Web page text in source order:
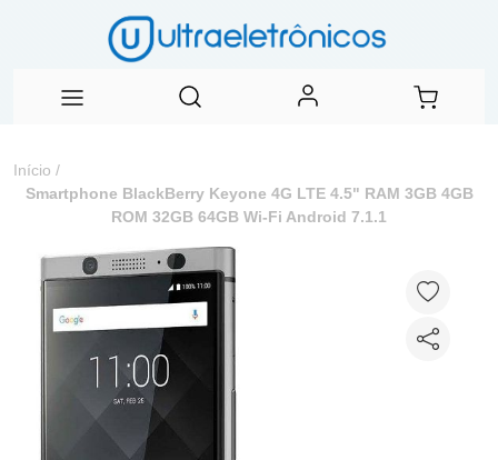
Início /
Smartphone BlackBerry Keyone 4G LTE 4.5" RAM 3GB 4GB
ROM 32GB 64GB Wi-Fi Android 7.1.1